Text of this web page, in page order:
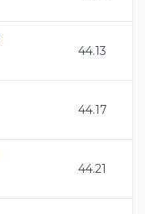
44.13
44.17
44.21